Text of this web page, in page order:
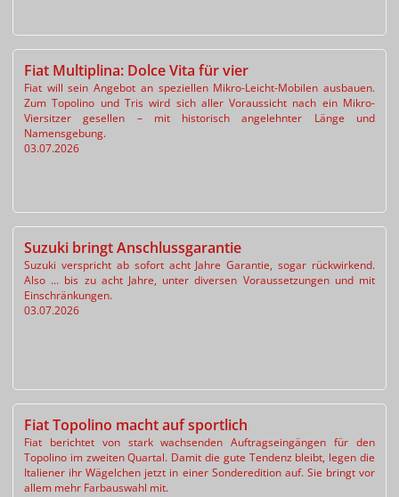
Fiat Multiplina: Dolce Vita für vier
Fiat will sein Angebot an speziellen Mikro-Leicht-Mobilen ausbauen.
Zum Topolino und Tris wird sich aller Voraussicht nach ein Mikro-
Viersitzer gesellen – mit historisch angelehnter Länge und
Namensgebung.
03.07.2026
Suzuki bringt Anschlussgarantie
Suzuki verspricht ab sofort acht Jahre Garantie, sogar rückwirkend.
Also ... bis zu acht Jahre, unter diversen Voraussetzungen und mit
Einschränkungen.
03.07.2026
Fiat Topolino macht auf sportlich
Fiat berichtet von stark wachsenden Auftragseingängen für den
Topolino im zweiten Quartal. Damit die gute Tendenz bleibt, legen die
Italiener ihr Wägelchen jetzt in einer Sonderedition auf. Sie bringt vor
allem mehr Farbauswahl mit.